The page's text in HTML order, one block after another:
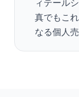
ィテール
真でもこ
なる個人